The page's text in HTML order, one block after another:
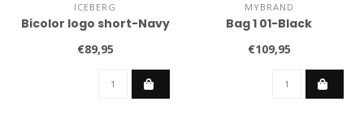
ICEBERG
Bicolor logo short-Navy
€89,95
MYBRAND
Bag 1 01-Black
€109,95